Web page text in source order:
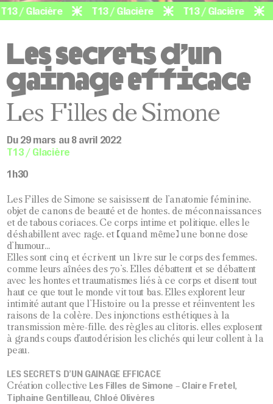
/ Glacière T13 / Glacière T13 / Glacière
Les secrets d’un
gainage efficace
Les Filles de Simone
Du 29 mars au 8 avril 2022
T13 / Glacière
1h30
Les Filles de Simone se saisissent de l’anatomie féminine,
objet de canons de beauté et de hontes, de méconnaissances
et de tabous coriaces. Ce corps intime et politique, elles le
déshabillent avec rage, et (quand même) une bonne dose
d’humour…
Elles sont cinq et écrivent un livre sur le corps des femmes,
comme leurs aînées des 70’s. Elles débattent et se débattent
avec les hontes et traumatismes liés à ce corps et disent tout
haut ce que tout le monde vit tout bas. Elles explorent leur
intimité autant que l’Histoire ou la presse et réinventent les
raisons de la colère. Des injonctions esthétiques à la
transmission mère-fille, des règles au clitoris, elles explosent
à grands coups d’autodérision les clichés qui leur collent à la
peau.
LES SECRETS D’UN GAINAGE EFFICACE
Création collective Les Filles de Simone – Claire Fretel,
Tiphaine Gentilleau, Chloé Olivères